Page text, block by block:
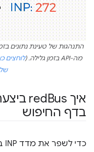
התנהגות של טעינת נתונים
מה-API בזמן גלילה. (
לוחצים
איך red
בדף החיפוש